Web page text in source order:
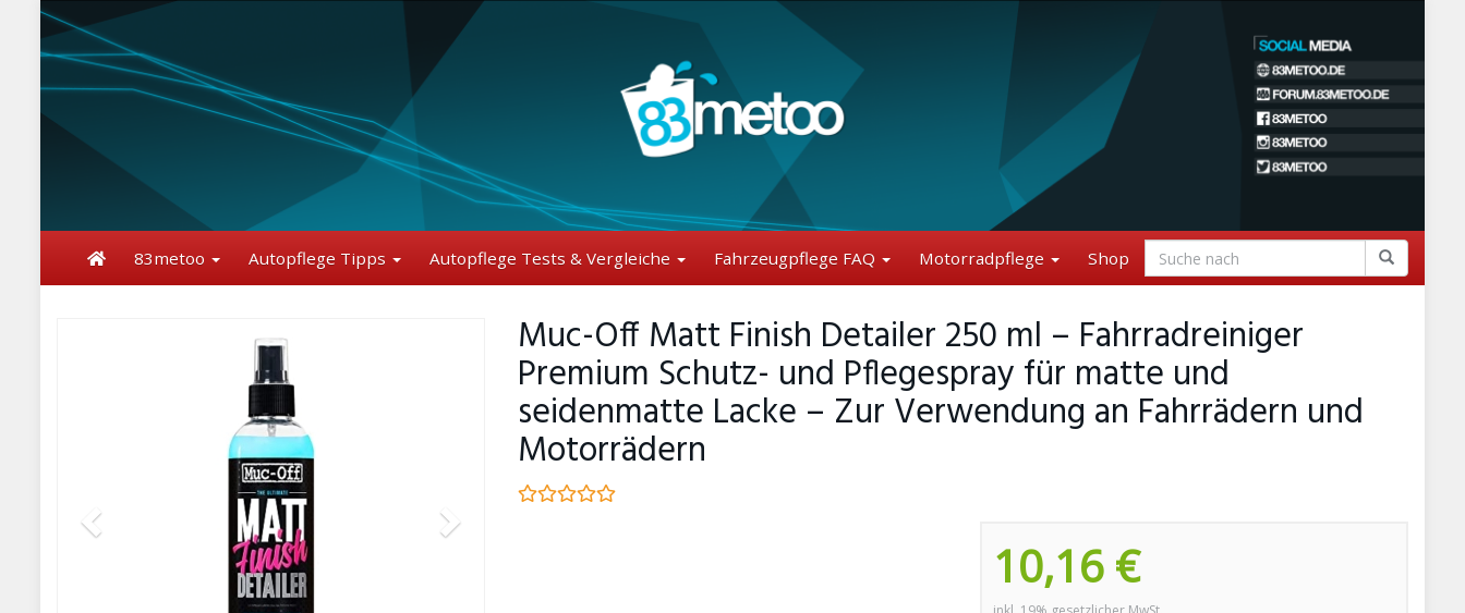
content
83metoo Autopflege Tipps Autopflege Tests & Vergleiche Fahrzeugpflege FAQ Motorradpflege Shop
Muc-Off Matt Finish Detailer 250 ml – Fahrradreiniger
Premium Schutz- und Pflegespray für matte und
seidenmatte Lacke – Zur Verwendung an Fahrrädern und
Motorrädern
10,16 €